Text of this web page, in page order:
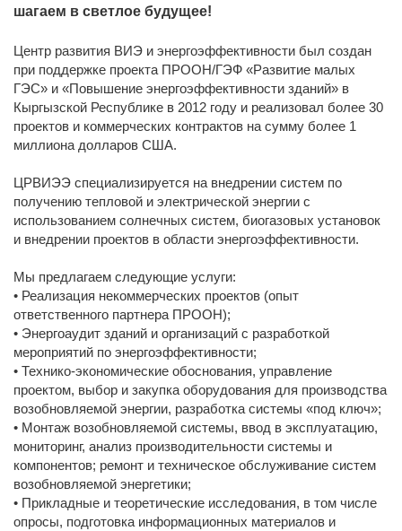
шагаем в светлое будущее!
Центр развития ВИЭ и энергоэффективности был создан
при поддержке проекта ПРООН/ГЭФ «Развитие малых
ГЭС» и «Повышение энергоэффективности зданий» в
Кыргызской Республике в 2012 году и реализовал более 30
проектов и коммерческих контрактов на сумму более 1
миллиона долларов США.
ЦРВИЭЭ специализируется на внедрении систем по
получению тепловой и электрической энергии с
использованием солнечных систем, биогазовых установок
и внедрении проектов в области энергоэффективности.
Мы предлагаем следующие услуги:
• Реализация некоммерческих проектов (опыт
ответственного партнера ПРООН);
• Энергоаудит зданий и организаций с разработкой
мероприятий по энергоэффективности;
• Технико-экономические обоснования, управление
проектом, выбор и закупка оборудования для производства
возобновляемой энергии, разработка системы «под ключ»;
• Монтаж возобновляемой системы, ввод в эксплуатацию,
мониторинг, анализ производительности системы и
компонентов; ремонт и техническое обслуживание систем
возобновляемой энергетики;
• Прикладные и теоретические исследования, в том числе
опросы, подготовка информационных материалов и